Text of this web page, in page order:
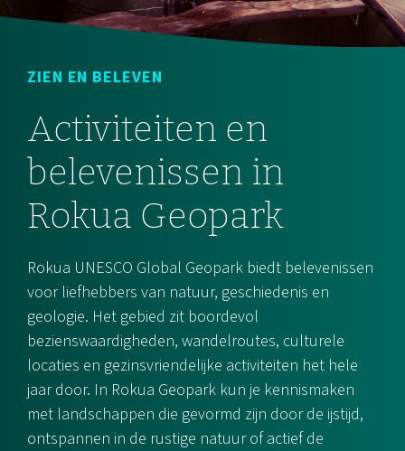
ZIEN EN BELEVEN
Activiteiten en
belevenissen in
Rokua Geopark
Rokua UNESCO Global Geopark biedt belevenissen
voor liefhebbers van natuur, geschiedenis en
geologie. Het gebied zit boordevol
bezienswaardigheden, wandelroutes, culturele
locaties en gezinsvriendelijke activiteiten het hele
jaar door. In Rokua Geopark kun je kennismaken
met landschappen die gevormd zijn door de ijstijd,
ontspannen in de rustige natuur of actief de